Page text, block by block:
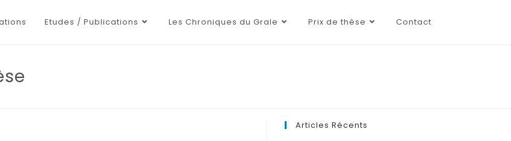
Etudes / Publications Les Chroniques du Grale Prix de thèse Contact
Articles Récents